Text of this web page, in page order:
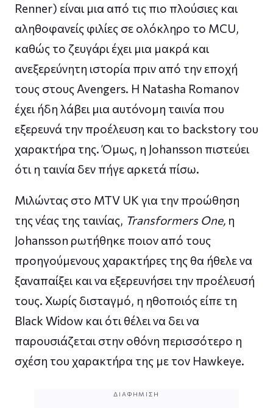
Renner) είναι μια από τις πιο πλούσιες και
αληθοφανείς φιλίες σε ολόκληρο το MCU,
καθώς το ζευγάρι έχει μια μακρά και
ανεξερεύνητη ιστορία πριν από την εποχή
τους στους Avengers. Η Natasha Romanov
έχει ήδη λάβει μια αυτόνομη ταινία που
εξερευνά την προέλευση και το backstory του
χαρακτήρα της. Όμως, η Johansson πιστεύει
ότι η ταινία δεν πήγε αρκετά πίσω.
Μιλώντας στο MTV UK για την προώθηση
της νέας της ταινίας, Transformers One, η
Johansson ρωτήθηκε ποιον από τους
προηγούμενους χαρακτήρες της θα ήθελε να
ξαναπαίξει και να εξερευνήσει την προέλευσή
τους. Χωρίς δισταγμό, η ηθοποιός είπε τη
Black Widow και ότι θέλει να δει να
παρουσιάζεται στην οθόνη περισσότερο η
σχέση του χαρακτήρα της με τον Hawkeye.
ΔΙΑΦΉΜΙΣΗ